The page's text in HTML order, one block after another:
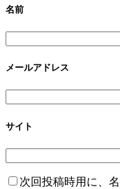
名前
メールアドレス
サイト
次回投稿時用に、